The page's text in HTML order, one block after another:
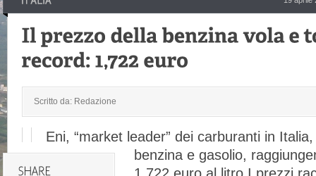
Scritto da: Redazione
Eni, “market leader” dei carburanti in
benzina e gasolio,